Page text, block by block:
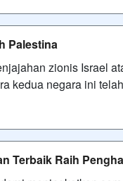
Palestina
zionis Israel
kedua negara ini
Terbaik Raih